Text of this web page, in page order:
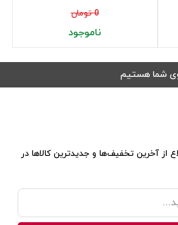
3 Camera
0 تومان
ناموجود
از آخرین تخفیف‌ها و جدیدترین کالاها در